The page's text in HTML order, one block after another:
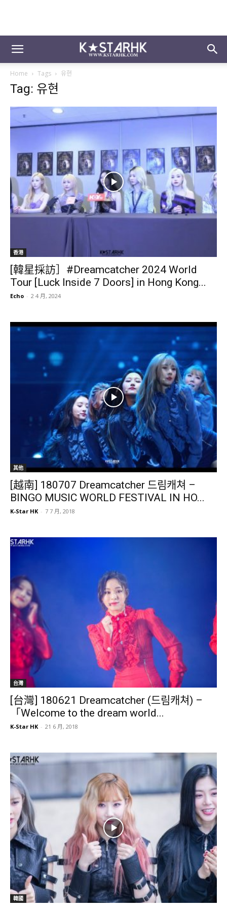
Home Tags 유현
Tag: 유현
香港
[韓星採訪］#Dreamcatcher 2024 World
Tour [Luck Inside 7 Doors] in Hong Kong...
Echo - 2 4 月, 2024
其他
[越南] 180707 Dreamcatcher 드림캐쳐 –
BINGO MUSIC WORLD FESTIVAL IN HO...
K-Star HK - 7 7 月, 2018
台灣
[台灣] 180621 Dreamcatcher (드림캐쳐) –
「Welcome to the dream world...
K-Star HK - 21 6 月, 2018
韓國